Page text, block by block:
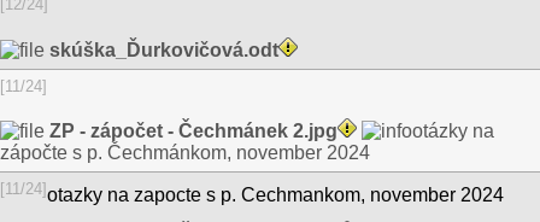
[12/24]
skúška_Ďurkovičová.odt
[11/24]
ZP - zápočet - Čechmánek 2.jpg
otázky na
zápočte s p. Čechmánkom, november 2024
[11/24]otazky na zapocte s p. Cechmankom, november 2024